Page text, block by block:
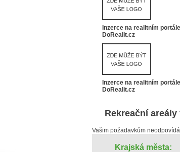
Inzerce na realitním portále
DoRealit.cz
Inzerce na realitním portále
DoRealit.cz
Rekreační
Vašim požadavkům
Krajská města: